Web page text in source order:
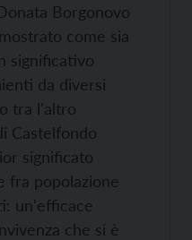
Borgonovo
come sia
significativo
da diversi
tra l'altro
Castelfondo
significato
fra popolazione
un'efficace
che si è